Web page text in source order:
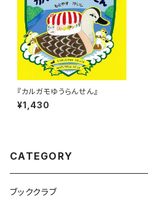
『カルガモゆうらんせん』
¥1,430
CATEGORY
ブッククラブ